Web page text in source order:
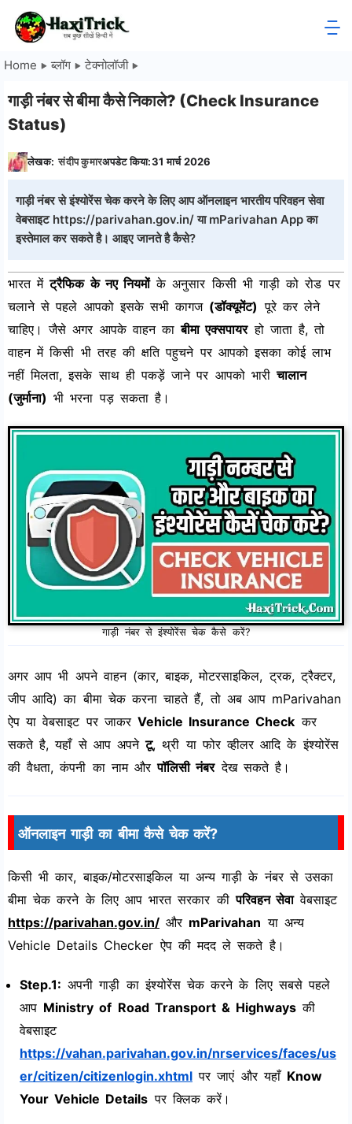
Skip
कुछ
जाने
हिंदी
में
Home ब्लॉग टेक्नोलॉजी
गाड़ी नंबर से बीमा कैसे निकाले? (Check Insurance
Status)
लेखक: संदीप कुमारअपडेट किया:31 मार्च 2026
गाड़ी नंबर से इंश्योरेंस चेक करने के लिए आप ऑनलाइन भारतीय परिवहन सेवा
वेबसाइट https://parivahan.gov.in/ या mParivahan App का
इस्तेमाल कर सकते है। आइए जानते है कैसे?
भारत मेंट्रैफिक के नए नियमोंके अनुसार किसी भी गाड़ी को रोड पर
चलाने से पहले आपको इसके सभी कागज (डॉक्यूमेंट) पूरे कर लेने
चाहिए। जैसे अगर आपके वाहन काबीमा एक्सपायरहो जाता है, तो
वाहन में किसी भी तरह की क्षति पहुचने पर आपको इसका कोई लाभ
नहीं मिलता, इसके साथ ही पकड़ें जाने पर आपको भारीचालान
(जुर्माना) भी भरना पड़ सकता है।
गाड़ी नंबर से इंश्योरेंस चेक कैसे करें?
अगर आप भी अपने वाहन (कार, बाइक, मोटरसाइकिल, ट्रक, ट्रैक्टर,
जीप आदि) का बीमा चेक करना चाहते हैं, तो अब आप mParivahan
ऐप या वेबसाइट पर जाकर Vehicle Insurance Check कर
सकते है, यहाँ से आप अपनेटू, थ्री या फोर व्हीलर आदि के इंश्योरेंस
की वैधता, कंपनी का नाम औरपॉलिसी नंबरदेख सकते है।
ऑनलाइन गाड़ी का बीमा कैसे चेक करें?
किसी भी कार, बाइक/मोटरसाइकिल या अन्य गाड़ी के नंबर से उसका
बीमा चेक करने के लिए आप भारत सरकार कीपरिवहन सेवावेबसाइट
https://parivahan.gov.in/ और mParivahan या अन्य
Vehicle Details Checker ऐप की मदद ले सकते है।
Step.1: अपनी गाड़ी का इंश्योरेंस चेक करने के लिए सबसे पहले
आप Ministry of Road Transport & Highways की
वेबसाइट
https://vahan.parivahan.gov.in/nrservices/faces/us
er/citizen/citizenlogin.xhtml पर जाएं और यहाँ Know
Your Vehicle Details पर क्लिक करें।